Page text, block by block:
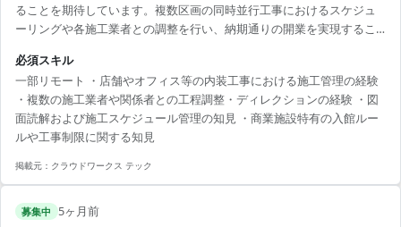
ることを期待しています。複数区画の同時並行工事におけるスケジュ
ーリングや各施工業者との調整を行い、納期通りの開業を実現するこ
ル内のテナント区画における内装工事の施工管理 ・複数区画（眼科・
小児科・歯科等）の同時並行工事における施工スケジュールの調整 ・
各施工業者へのディレクションおよび現場管理 ・デベロッパーから借
り上げた広面積区画のゾーニングに基づく工事管理 ・ドクターや各関
係者との施工に関する打ち合わせ
必須スキル
一部リモート ・店舗やオフィス等の内装工事における施工管理の経験
・複数の施工業者や関係者との工程調整・ディレクションの経験 ・図
面読解および施工スケジュール管理の知見 ・商業施設特有の入館ルー
ルや工事制限に関する知見
掲載元： クラウドワークス テック
募集中 5ヶ月前